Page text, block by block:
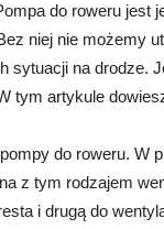
do roweru jest
niej nie możemy
sytuacji na drodze.
tym artykule
do roweru. W
z tym rodzajem
i drugą do